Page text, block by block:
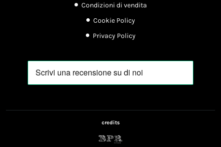
Condizioni di vendita
Cookie Policy
Privacy Policy
credits